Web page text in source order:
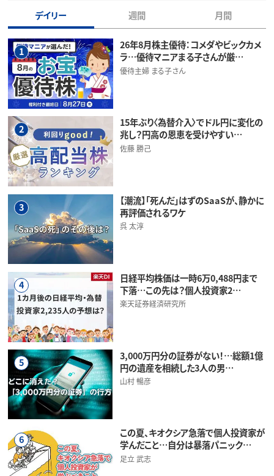
デイリー 週間 月間
1
26年8月株主優待：コメダやビックカメ
ラ…優待マニアまる子さんが厳…
優待主婦 まる子さん
2
15年ぶり〈為替介入〉でドル円に変化の
兆し？円高の恩恵を受けやすい…
佐藤 勝己
3
【潮流】「死んだ」はずのSaaSが、静かに
再評価されるワケ
呉 太淳
4
日経平均株価は一時6万0,488円まで
下落…この先は？個人投資家2…
楽天証券経済研究所
5
3,000万円分の証券がない！…総額1億
円の遺産を相続した3人の男…
山村 暢彦
6
この夏、キオクシア急落で個人投資家が
学んだこと…自分は暴落パニック…
足立 武志